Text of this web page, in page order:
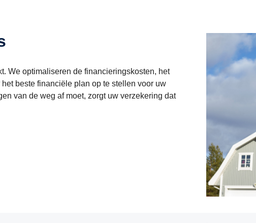
We optimaliseren de financieringskosten, het
beste financiële plan op te stellen voor uw
van de weg af moet, zorgt uw verzekering dat